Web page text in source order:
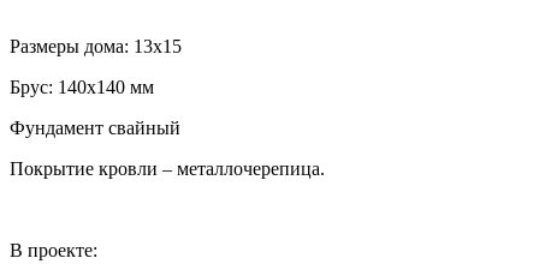
Размеры дома: 13х15
Брус: 140х140 мм
Фундамент свайный
Покрытие кровли – металлочерепица.
В проекте: